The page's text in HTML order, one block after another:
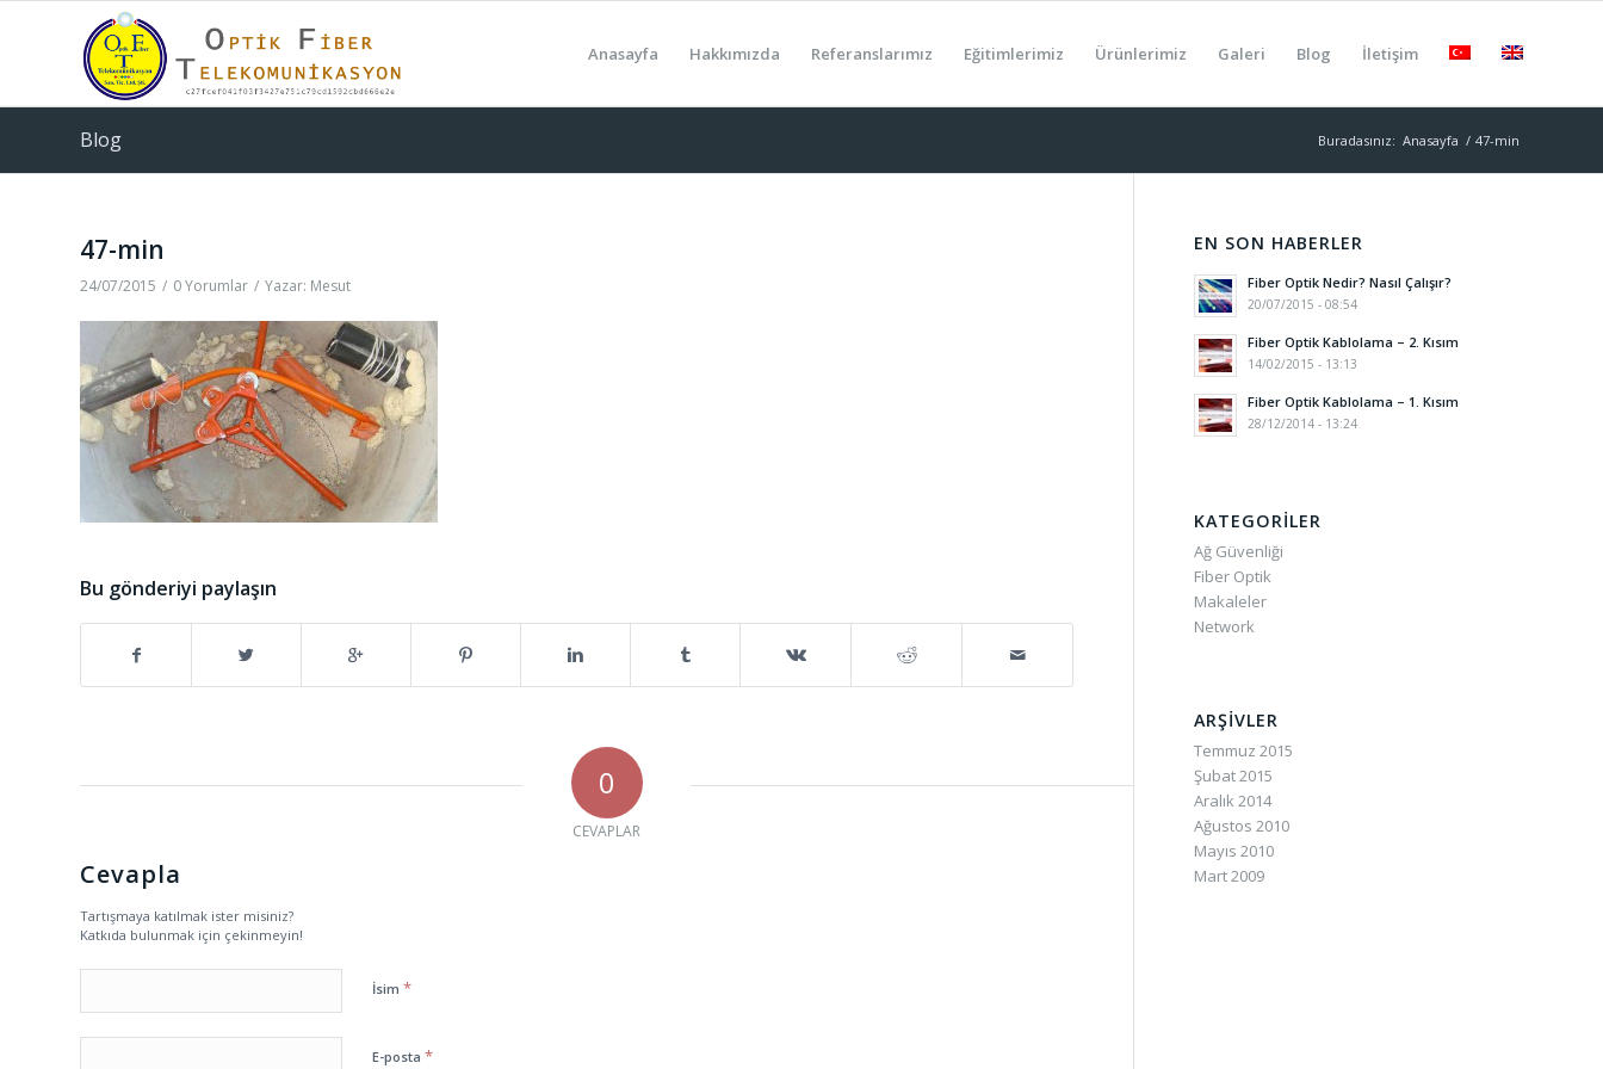
Anasayfa Hakkımızda Referanslarımız Eğitimlerimiz Ürünlerimiz Galeri Blog İletişim
Blog Buradasınız: Anasayfa / 47-min
47-min
24/07/2015 / 0 Yorumlar / Yazar: Mesut
Bu gönderiyi paylaşın
0
CEVAPLAR
Cevapla
Tartışmaya katılmak ister misiniz?
Katkıda bulunmak için çekinmeyin!
İsim *
E-posta *
EN SON HABERLER
Fiber Optik Nedir? Nasıl Çalışır?
20/07/2015 - 08:54
Fiber Optik Kablolama – 2. Kısım
14/02/2015 - 13:13
Fiber Optik Kablolama – 1. Kısım
28/12/2014 - 13:24
KATEGORILER
Ağ Güvenliği
Fiber Optik
Makaleler
Network
ARŞIVLER
Temmuz 2015
Şubat 2015
Aralık 2014
Ağustos 2010
Mayıs 2010
Mart 2009